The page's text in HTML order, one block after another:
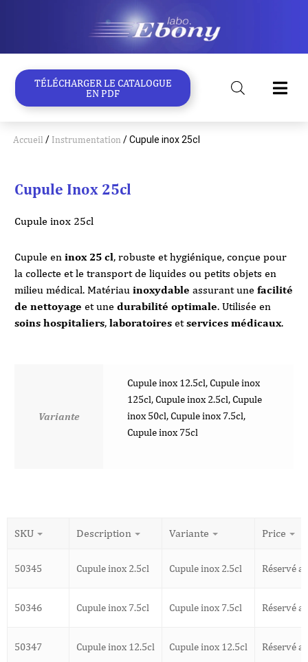
TÉLÉCHARGER LE CATALOGUE
EN PDF
Accueil / Instrumentation / Cupule inox 25cl
Cupule Inox 25cl
Cupule inox 25cl
Cupule en inox 25 cl, robuste et hygiénique, conçue pour
la collecte et le transport de liquides ou petits objets en
milieu médical. Matériau inoxydable assurant une facilité
de nettoyage et une durabilité optimale. Utilisée en
soins hospitaliers, laboratoires etservices médicaux.
Variante
Cupule inox 12.5cl, Cupule inox
125cl, Cupule inox 2.5cl, Cupule
inox 50cl, Cupule inox 7.5cl,
Cupule inox 75cl
SKU Description Variante Price
50345 Cupule inox 2.5cl Cupule inox 2.5cl Réservé
50346 Cupule inox 7.5cl Cupule inox 7.5cl Réservé
50347 Cupule inox 12.5cl Cupule inox 12.5cl Réservé